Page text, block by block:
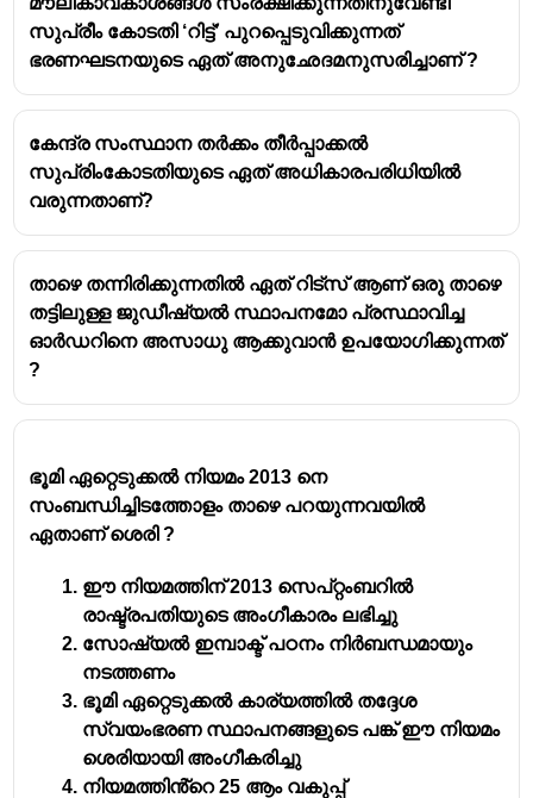
സുപ്രീം കോടതി ‘റിട്ട്’ പുറപ്പെടുവിക്കുന്നത്
ഭരണഘടനയുടെ ഏത് അനുഛേദമനുസരിച്ചാണ് ?
കേന്ദ്ര സംസ്ഥാന തർക്കം തീർപ്പാക്കൽ
സുപ്രിംകോടതിയുടെ ഏത് അധികാരപരിധിയിൽ
വരുന്നതാണ്?
താഴെ തന്നിരിക്കുന്നതിൽ ഏത് റിട്സ് ആണ് ഒരു താഴെ
തട്ടിലുള്ള ജുഡീഷ്യൽ സ്ഥാപനമോ പ്രസ്ഥാവിച്ച
ഓർഡറിനെ അസാധു ആക്കുവാൻ ഉപയോഗിക്കുന്നത്
?
ഭൂമി ഏറ്റെടുക്കൽ നിയമം 2013 നെ
സംബന്ധിച്ചിടത്തോളം താഴെ പറയുന്നവയിൽ
ഏതാണ് ശെരി ?
ഈ നിയമത്തിന് 2013 സെപ്റ്റംബറിൽ
രാഷ്ട്രപതിയുടെ അംഗീകാരം ലഭിച്ചു
സോഷ്യൽ ഇമ്പാക്ട് പഠനം നിർബന്ധമായും
നടത്തണം
ഭൂമി ഏറ്റെടുക്കൽ കാര്യത്തിൽ തദ്ദേശ
സ്വയംഭരണ സ്ഥാപനങ്ങളുടെ പങ്ക് ഈ നിയമം
ശെരിയായി അംഗീകരിച്ചു
നിയമത്തിൻ്റെ 25 ആം വകുപ്പ്